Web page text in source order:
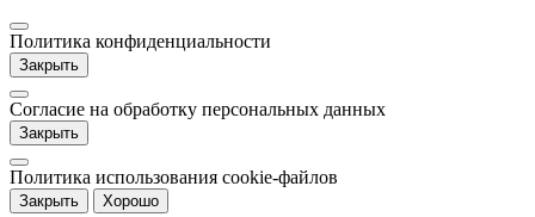
Политика конфиденциальности
Закрыть
Согласие на обработку персональных данных
Закрыть
Политика использования cookie-файлов
Закрыть Хорошо